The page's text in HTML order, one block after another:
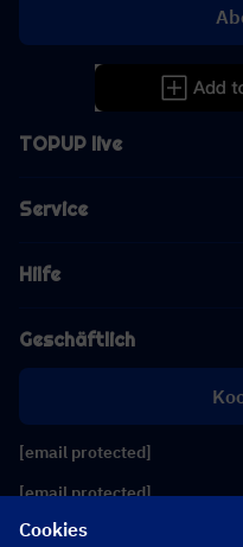
TOPUP live
Service
Hilfe
Geschäftlich
[email protected]
[email protected]
Cookies